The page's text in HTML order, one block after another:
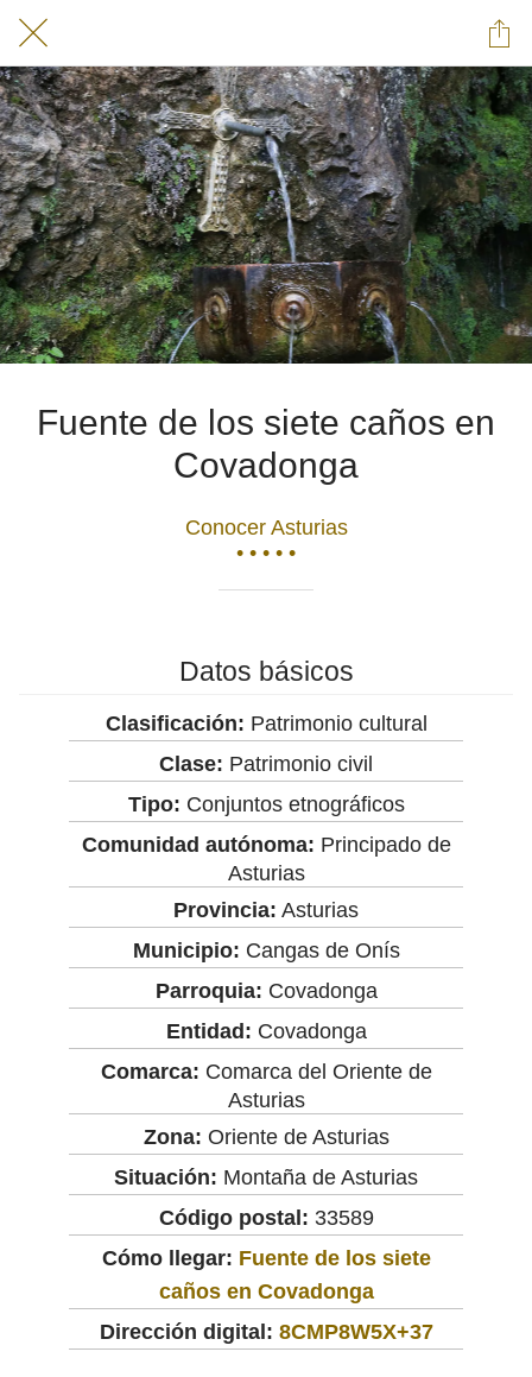
Fuente de los siete caños en
Covadonga
Conocer Asturias
• • • • •
Datos básicos
Clasificación: Patrimonio cultural
Clase: Patrimonio civil
Tipo: Conjuntos etnográficos
Comunidad autónoma: Principado de
Asturias
Provincia: Asturias
Municipio: Cangas de Onís
Parroquia: Covadonga
Entidad: Covadonga
Comarca: Comarca del Oriente de
Asturias
Zona: Oriente de Asturias
Situación: Montaña de Asturias
Código postal: 33589
Cómo llegar: Fuente de los siete
caños en Covadonga
Dirección digital: 8CMP8W5X+37